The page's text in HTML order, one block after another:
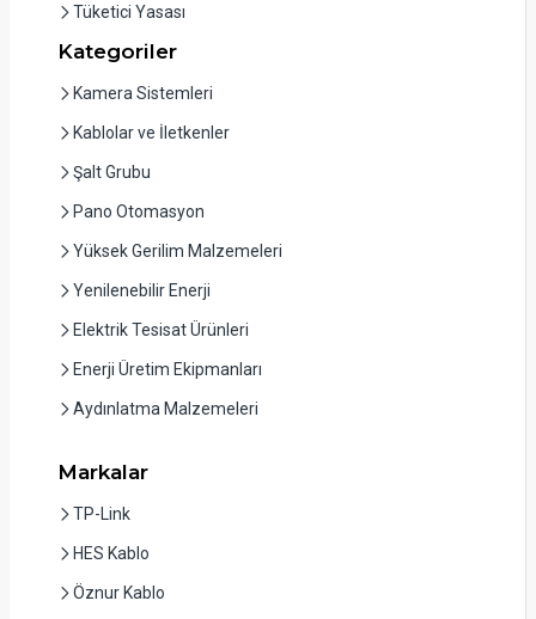
Tüketici Yasası
Kategoriler
Kamera Sistemleri
Kablolar ve İletkenler
Şalt Grubu
Pano Otomasyon
Yüksek Gerilim Malzemeleri
Yenilenebilir Enerji
Elektrik Tesisat Ürünleri
Enerji Üretim Ekipmanları
Aydınlatma Malzemeleri
Markalar
TP-Link
HES Kablo
Öznur Kablo